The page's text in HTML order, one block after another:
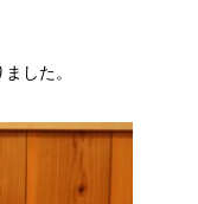
した。